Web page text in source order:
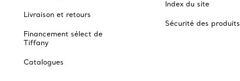
Livraison et retours
Financement sélect de
Tiffany
Catalogues
Index du site
Sécurité des produits